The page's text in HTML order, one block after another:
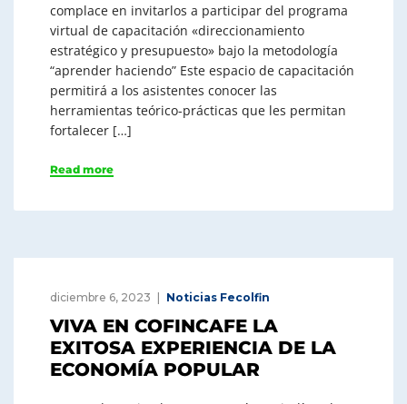
complace en invitarlos a participar del programa
virtual de capacitación «direccionamiento
estratégico y presupuesto» bajo la metodología
“aprender haciendo” Este espacio de capacitación
permitirá a los asistentes conocer las
herramientas teórico-prácticas que les permitan
fortalecer […]
Read more
diciembre 6, 2023 Noticias Fecolfin
VIVA EN COFINCAFE LA
EXITOSA EXPERIENCIA DE LA
ECONOMÍA POPULAR